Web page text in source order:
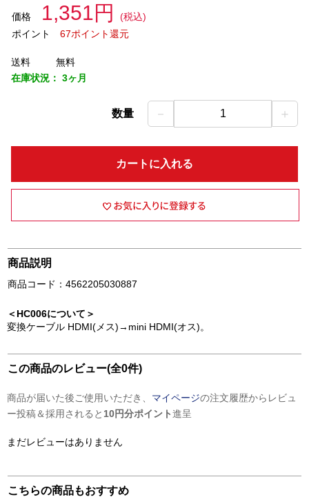
価格 1,351円
(税込)
ポイント
67ポイント還元
送料
無料
在庫状況： 3ヶ月
数量 － 1 ＋
カートに入れる
商品説明
商品コード：4562205030887
＜HC006について＞
変換ケーブル HDMI(メス)→mini HDMI(オス)。
この商品のレビュー(全0件)
商品が届いた後ご使用いただき、 マイページの注文履歴からレビュ
ー投稿＆採用されると 10円分ポイント進呈
まだレビューはありません
こちらの商品もおすすめ